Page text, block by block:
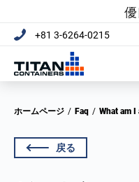
+81 3-6264-0215
ホームページ / Faq / What
戻る